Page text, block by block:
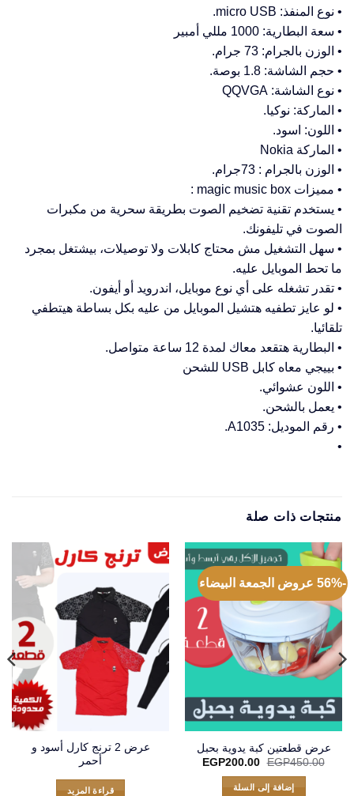
• نوع المنفذ: micro USB.
• سعة البطارية: 1000 مللي أمبير
• الوزن بالجرام: 73 جرام.
• حجم الشاشة: 1.8 بوصة.
• نوع الشاشة: QQVGA
• الماركة: نوكيا.
• اللون: اسود.
• الماركة Nokia
• الوزن بالجرام : 73جرام.
• مميزات magic music box :
• يستخدم تقنية تضخيم الصوت بطريقة سحرية من مكبرات
الصوت في تليفونك.
• سهل التشغيل مش محتاج كابلات ولا توصيلات، بيشتغل بمجرد
ما تحط الموبايل عليه.
• تقدر تشغله على أي نوع موبايل، اندرويد أو أيفون.
• لو عايز تطفيه هتشيل الموبايل من عليه بكل بساطة هيتطفي
تلقائيا.
• البطارية هتقعد معاك لمدة 12 ساعة متواصل.
• بييجي معاه كابل USB للشحن
• اللون عشوائي.
• يعمل بالشحن.
• رقم الموديل: A1035.
•
منتجات ذات صلة
-56% عروض الجمعة البيضاء
عرض قطعتين كبة يدوية بحبل
EGP450.00
السعر
هو:
EGP450.00.
EGP200.00
السعر
إضافة إلى السلة
عرض 2 ترنج كارل أسود و
أحمر
قراءة المزيد